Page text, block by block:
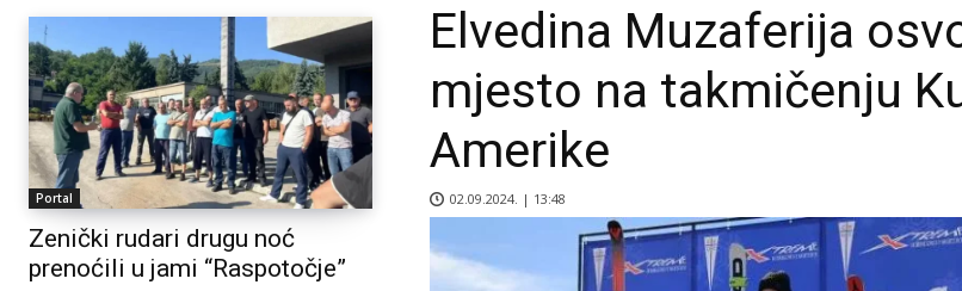
Portal
Zenički rudari drugu noć
prenoćili u jami “Raspotočje”
Elvedina Muzaferija
mjesto na takmičenju
Amerike
02.09.2024. | 13:48